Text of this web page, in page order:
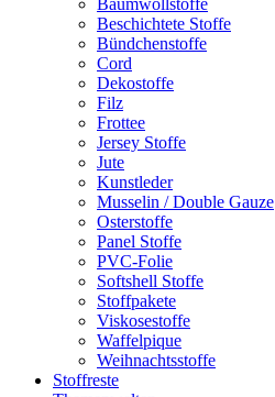
Baumwollstoffe
Beschichtete Stoffe
Bündchenstoffe
Cord
Dekostoffe
Filz
Frottee
Jersey Stoffe
Jute
Kunstleder
Musselin / Double Gauze
Osterstoffe
Panel Stoffe
PVC-Folie
Softshell Stoffe
Stoffpakete
Viskosestoffe
Waffelpique
Weihnachtsstoffe
Stoffreste